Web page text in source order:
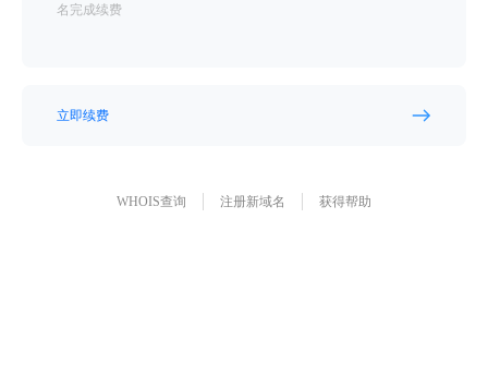
名完成续费
立即续费
WHOIS查询 注册新域名 获得帮助